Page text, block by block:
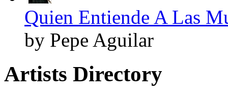
Quien Entiende A Las
by Pepe Aguilar
Artists Directory